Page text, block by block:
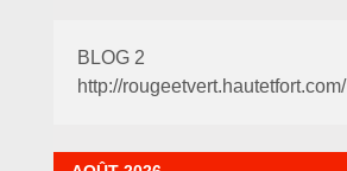
BLOG 2
http://rougeetvert.hautetfort.com/